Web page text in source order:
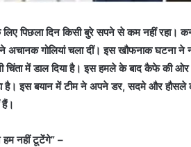
लिए पिछला दिन किसी बुरे सपने से कम नहीं
गोलियां चला दीं। इस खौफनाक घटना ने ना
चिंता में डाल दिया है। इस हमले के बाद कैफे की ओर
है। इस बयान में टीम ने अपने डर, सदमे और हौसले
हैं।
हम नहीं टूटेंगे” –